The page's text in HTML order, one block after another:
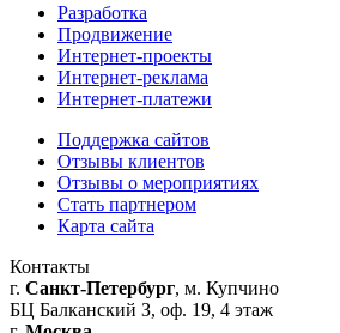
Разработка
Продвижение
Интернет-проекты
Интернет-реклама
Интернет-платежи
Поддержка сайтов
Отзывы клиентов
Отзывы о мероприятиях
Стать партнером
Карта сайта
Контакты
г. Санкт-Петербург, м. Купчино
БЦ Балканский З, оф. 19, 4 этаж